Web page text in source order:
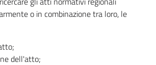
o in combinazione tra loro, le
dell'atto;